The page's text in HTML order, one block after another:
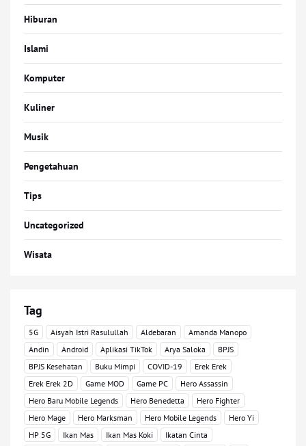
Hiburan
Islami
Komputer
Kuliner
Musik
Pengetahuan
Tips
Uncategorized
Wisata
Tag
5G Aisyah Istri Rasulullah Aldebaran
Amanda Manopo
Andin
Android Aplikasi TikTok Arya Saloka
BPJS
BPJS Kesehatan
Buku Mimpi COVID-19
Erek Erek
Erek Erek 2D
Game MOD Game PC
Hero Assassin
Hero Baru Mobile Legends
Hero Benedetta
Hero Fighter
Hero Mage
Hero Marksman Hero Mobile Legends
Hero Yi
HP 5G
Ikan Mas Ikan Mas Koki
Ikatan Cinta